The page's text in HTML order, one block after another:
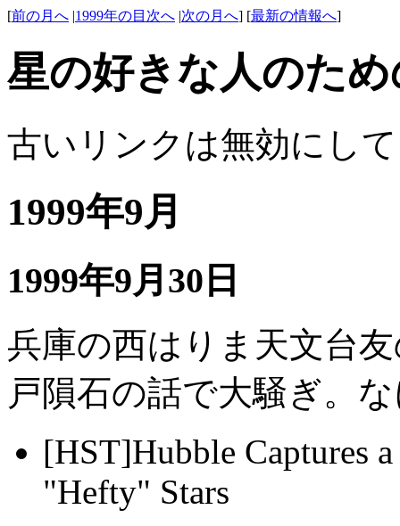
[前の月へ |1999年の目次へ |次の月へ] [最新の情報へ]
星の好きな人のた
古いリンクは無効にし
1999年9月
1999年9月30日
兵庫の西はりま天文台
戸隕石の話で大騒ぎ。
[HST]Hubble Captures
"Hefty" Stars